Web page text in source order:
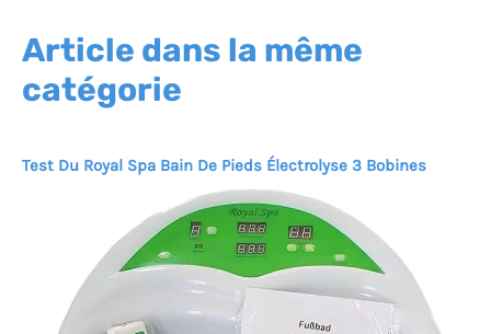
Article dans la même
catégorie
Test Du Royal Spa Bain De Pieds Électrolyse 3 Bobines